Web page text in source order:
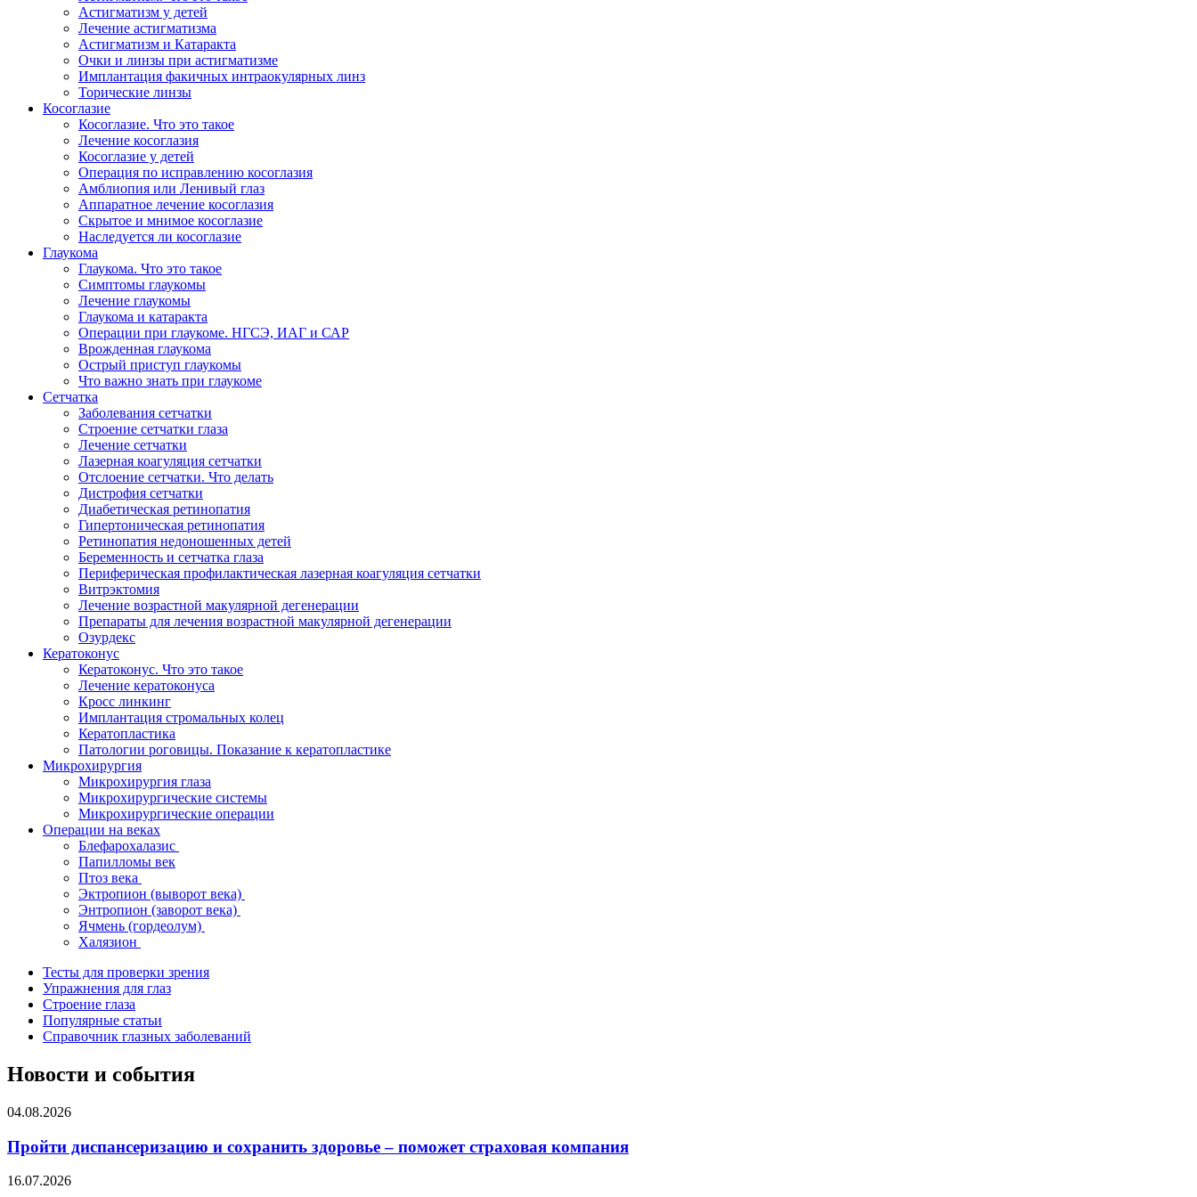
Астигматизм у детей
Лечение астигматизма
Астигматизм и Катаракта
Очки и линзы при астигматизме
Имплантация факичных интраокулярных линз
Торические линзы
Косоглазие
Косоглазие. Что это такое
Лечение косоглазия
Косоглазие у детей
Операция по исправлению косоглазия
Амблиопия или Ленивый глаз
Аппаратное лечение косоглазия
Скрытое и мнимое косоглазие
Наследуется ли косоглазие
Глаукома
Глаукома. Что это такое
Симптомы глаукомы
Лечение глаукомы
Глаукома и катаракта
Операции при глаукоме. НГСЭ, ИАГ и САР
Врожденная глаукома
Острый приступ глаукомы
Что важно знать при глаукоме
Сетчатка
Заболевания сетчатки
Строение сетчатки глаза
Лечение сетчатки
Лазерная коагуляция сетчатки
Отслоение сетчатки. Что делать
Дистрофия сетчатки
Диабетическая ретинопатия
Гипертоническая ретинопатия
Ретинопатия недоношенных детей
Беременность и сетчатка глаза
Периферическая профилактическая лазерная коагуляция сетчатки
Витрэктомия
Лечение возрастной макулярной дегенерации
Препараты для лечения возрастной макулярной дегенерации
Озурдекс
Кератоконус
Кератоконус. Что это такое
Лечение кератоконуса
Кросс линкинг
Имплантация стромальных колец
Кератопластика
Патологии роговицы. Показание к кератопластике
Микрохирургия
Микрохирургия глаза
Микрохирургические системы
Микрохирургические операции
Операции на веках
Блефарохалазис
Папилломы век
Птоз века
Эктропион (выворот века)
Энтропион (заворот века)
Ячмень (гордеолум)
Халязион
Тесты для проверки зрения
Упражнения для глаз
Строение глаза
Популярные статьи
Справочник глазных заболеваний
Новости и события
04.08.2026
Пройти диспансеризацию и сохранить здоровье – поможет страховая компания
16.07.2026